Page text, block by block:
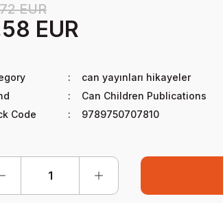
EUR
EUR
can yayınları hikayeler
Can Children Publications
Code
9789750707810